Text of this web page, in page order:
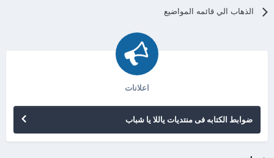
الذهاب الي قائمه المواضيع
اعلانات
ضوابط الكتابه فى منتديات ياللا يا شباب